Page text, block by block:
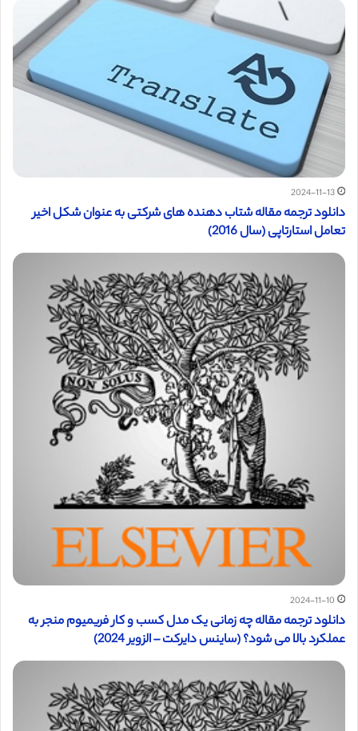
2024-11-13
دانلود ترجمه مقاله شتاب دهنده های شرکتی به عنوان شکل اخیر
تعامل استارتاپی (سال 2016)
2024-11-10
دانلود ترجمه مقاله چه زمانی یک مدل کسب و کار فریمیوم منجر به
عملکرد بالا می شود؟ (ساینس دایرکت – الزویر 2024)